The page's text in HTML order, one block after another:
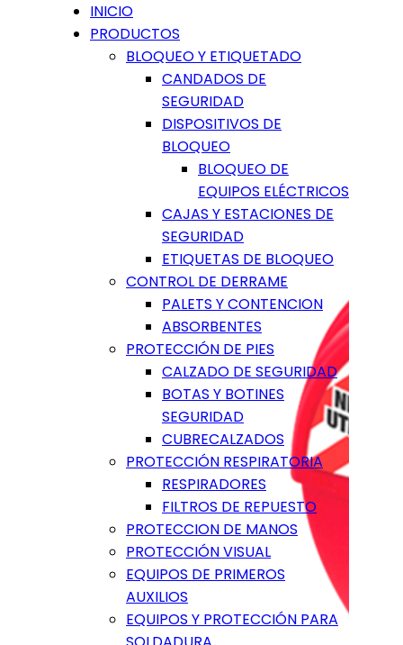
INICIO
PRODUCTOS
BLOQUEO Y ETIQUETADO
CANDADOS DE
SEGURIDAD
DISPOSITIVOS DE
BLOQUEO
BLOQUEO DE
EQUIPOS ELÉCTRICOS
CAJAS Y ESTACIONES DE
SEGURIDAD
ETIQUETAS DE BLOQUEO
CONTROL DE DERRAME
PALETS Y CONTENCION
ABSORBENTES
PROTECCIÓN DE PIES
CALZADO DE SEGURIDAD
BOTAS Y BOTINES
SEGURIDAD
CUBRECALZADOS
PROTECCIÓN RESPIRATORIA
RESPIRADORES
FILTROS DE REPUESTO
PROTECCION DE MANOS
PROTECCIÓN VISUAL
EQUIPOS DE PRIMEROS
AUXILIOS
EQUIPOS Y PROTECCIÓN PARA